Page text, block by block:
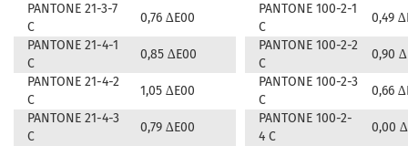
PANTONE 21-3-7
C
0,76 ∆E00
PANTONE 100-2-1
C
0,49
PANTONE 21-4-1
C
0,85 ∆E00
PANTONE 100-2-2
C
0,90
PANTONE 21-4-2
C
1,05 ∆E00
PANTONE 100-2-3
C
0,66
PANTONE 21-4-3
C
0,79 ∆E00
PANTONE 100-2-
4 C
0,00